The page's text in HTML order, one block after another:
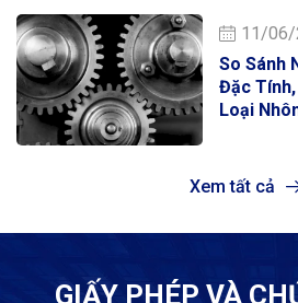
11/06/
So Sánh
Đặc Tính,
Loại
Xem tất cả
GIẤY PHÉP VÀ